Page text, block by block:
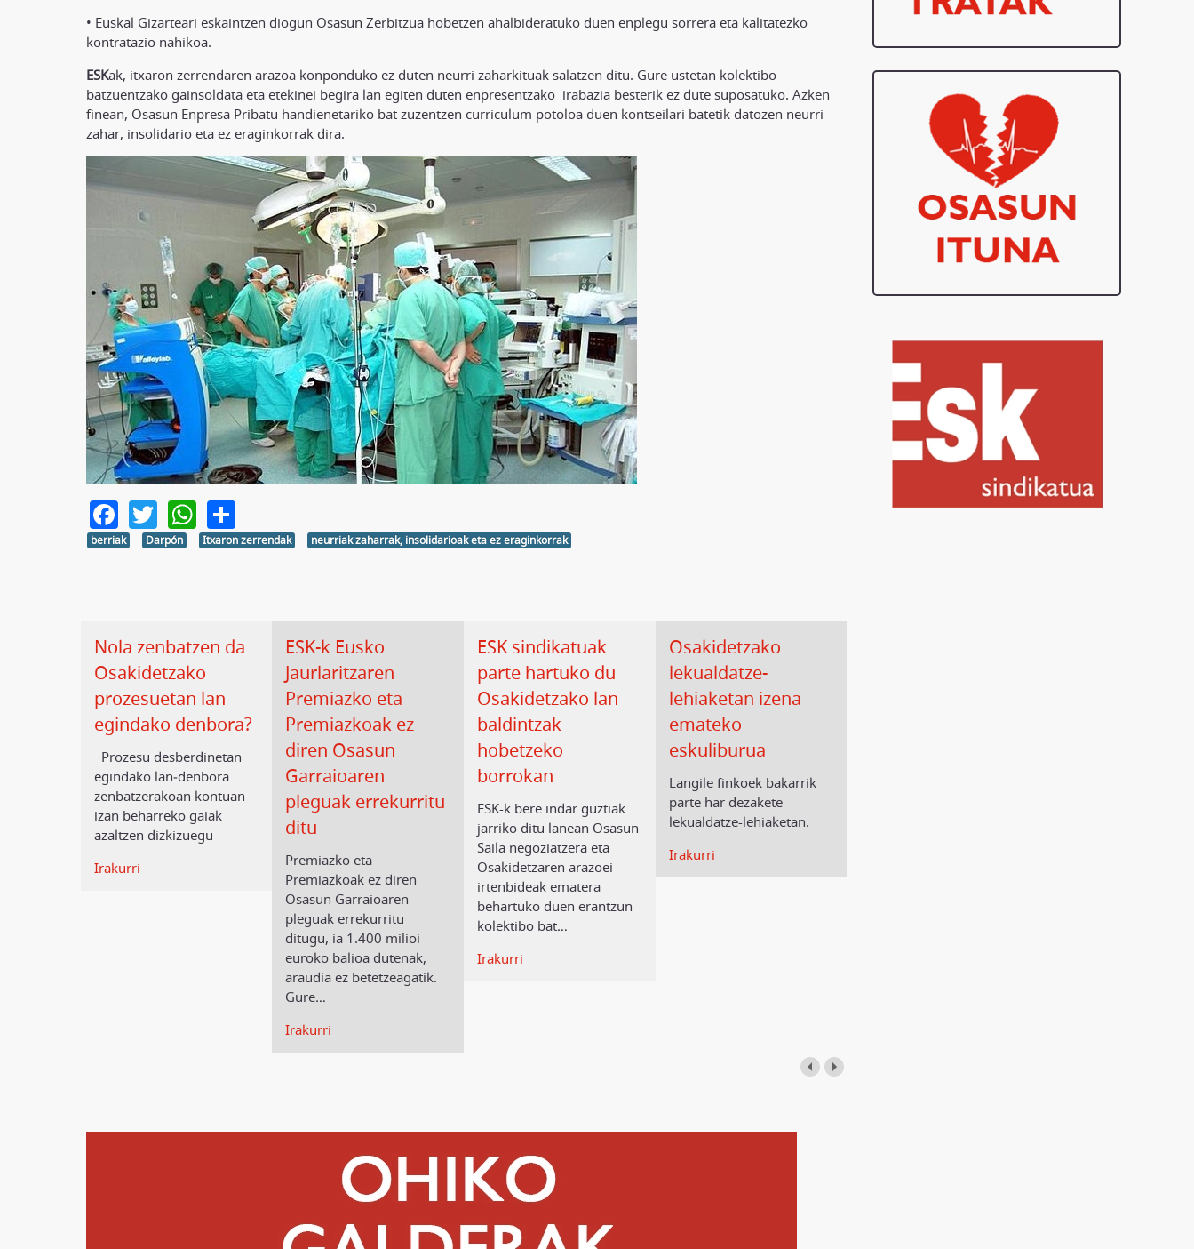
• Euskal Gizarteari eskaintzen diogun Osasun Zerbitzua hobetzen ahalbideratuko duen enplegu sorrera eta kalitatezko
kontratazio nahikoa.
ESKak, itxaron zerrendaren arazoa konponduko ez duten neurri zaharkituak salatzen ditu. Gure ustetan kolektibo
batzuentzako gainsoldata eta etekinei begira lan egiten duten enpresentzako irabazia besterik ez dute suposatuko. Azken
finean, Osasun Enpresa Pribatu handienetariko bat zuzentzen curriculum potoloa duen kontseilari batetik datozen neurri
zahar, insolidario eta ez eraginkorrak dira.
Facebook
TwitterWhatsApp
berriak Darpón Itxaron zerrendak neurriak zaharrak, insolidarioak eta ez eraginkorrak
Nola zenbatzen da
Osakidetzako
prozesuetan lan
egindako denbora?
Prozesu desberdinetan
egindako lan‑denbora
zenbatzerakoan kontuan
izan beharreko gaiak
azaltzen dizkizuegu
Irakurri
ESK-k Eusko
Jaurlaritzaren
Premiazko eta
Premiazkoak ez
diren Osasun
Garraioaren
pleguak errekurritu
ditu
Premiazko eta
Premiazkoak ez diren
Osasun Garraioaren
pleguak errekurritu
ditugu, ia 1.400 milioi
euroko balioa dutenak,
araudia ez betetzeagatik.
Gure…
Irakurri
ESK sindikatuak
parte hartuko du
Osakidetzako lan
baldintzak
hobetzeko
borrokan
ESK-k bere indar guztiak
jarriko ditu lanean Osasun
Saila negoziatzera eta
Osakidetzaren arazoei
irtenbideak ematera
behartuko duen erantzun
kolektibo bat…
Irakurri
Osakidetzako
lekualdatze-
lehiaketan izena
emateko
eskuliburua
Langile finkoek bakarrik
parte har dezakete
lekualdatze-lehiaketan.
Irakurri